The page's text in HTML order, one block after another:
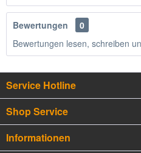
Bewertungen
0
Bewertungen lesen, schreiben
Service Hotline
Shop Service
Informationen